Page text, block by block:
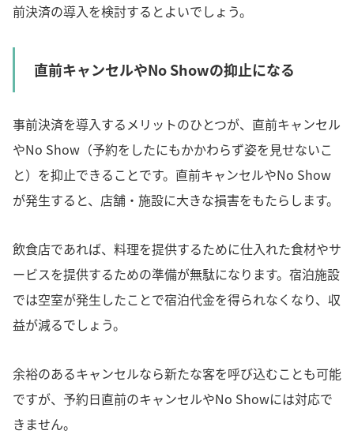
前決済の導入を検討するとよいでしょう。
直前キャンセルやNo Showの抑止になる
事前決済を導入するメリットのひとつが、直前キャンセル
やNo Show（予約をしたにもかかわらず姿を見せないこ
と）を抑止できることです。直前キャンセルやNo Show
が発生すると、店舗・施設に大きな損害をもたらします。
飲食店であれば、料理を提供するために仕入れた食材やサ
ービスを提供するための準備が無駄になります。宿泊施設
では空室が発生したことで宿泊代金を得られなくなり、収
益が減るでしょう。
余裕のあるキャンセルなら新たな客を呼び込むことも可能
ですが、予約日直前のキャンセルやNo Showには対応で
きません。